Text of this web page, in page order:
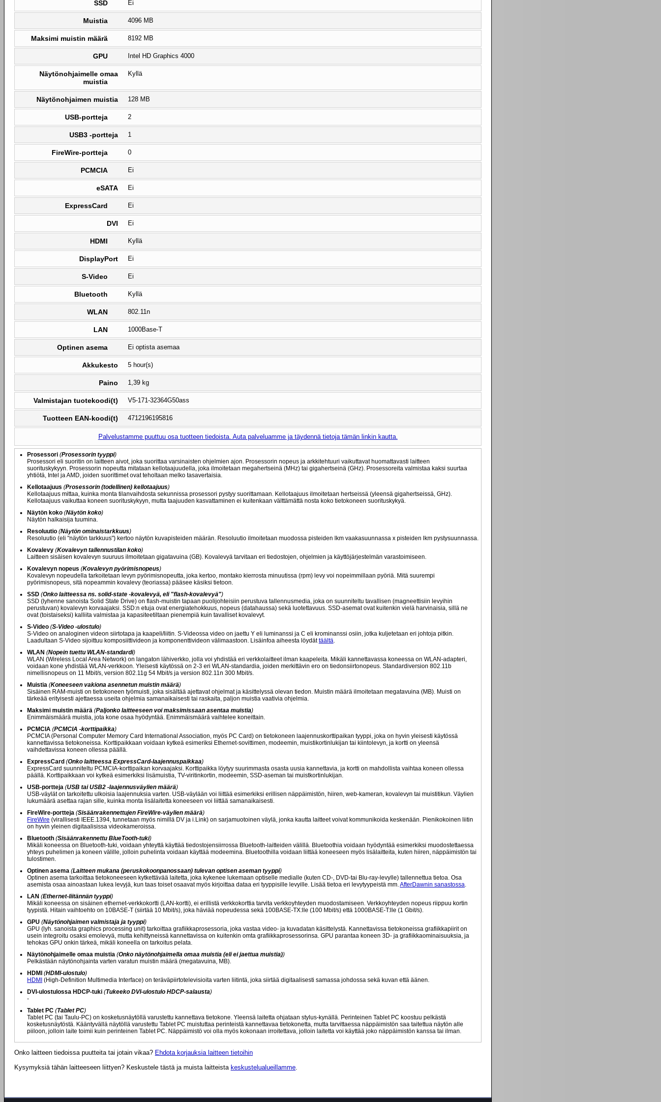
SSD Ei
Muistia 4096 MB
Maksimi muistin määrä 8192 MB
GPU Intel HD Graphics 4000
Näytönohjaimelle omaa
muistia
Kyllä
Näytönohjaimen muistia 128 MB
USB-portteja 2
USB3 -portteja 1
FireWire-portteja 0
PCMCIA Ei
eSATA Ei
ExpressCard Ei
DVI Ei
HDMI Kyllä
DisplayPort Ei
S-Video Ei
Bluetooth Kyllä
WLAN 802.11n
LAN 1000Base-T
Optinen asema Ei optista asemaa
Akkukesto 5 hour(s)
Paino 1,39 kg
Valmistajan tuotekoodi(t) V5-171-32364G50ass
Tuotteen EAN-koodi(t) 4712196195816
Palvelustamme puuttuu osa tuotteen tiedoista. Auta palveluamme ja täydennä tietoja tämän linkin kautta.
Prosessori (Prosessorin tyyppi)
Prosessori eli suoritin on laitteen aivot, joka suorittaa varsinaisten ohjelmien ajon. Prosessorin nopeus ja arkkitehtuuri vaikuttavat huomattavasti laitteen
suorituskykyyn. Prosessorin nopeutta mitataan kellotaajuudella, joka ilmoitetaan megahertseinä (MHz) tai gigahertseinä (GHz). Prosessoreita valmistaa kaksi suurtaa
yhtiötä, Intel ja AMD, joiden suorittimet ovat teholtaan melko tasavertaisia.
Kellotaajuus (Prosessorin (todellinen) kellotaajuus)
Kellotaajuus mittaa, kuinka monta tilanvaihdosta sekunnissa prosessori pystyy suorittamaan. Kellotaajuus ilmoitetaan hertseissä (yleensä gigahertseissä, GHz).
Kellotaajuus vaikuttaa koneen suorituskykyyn, mutta taajuuden kasvattaminen ei kuitenkaan välttämättä nosta koko tietokoneen suorituskykyä.
Näytön koko (Näytön koko)
Näytön halkaisija tuumina.
Resoluutio (Näytön ominaistarkkuus)
Resoluutio (eli "näytön tarkkuus") kertoo näytön kuvapisteiden määrän. Resoluutio ilmoitetaan muodossa pisteiden lkm vaakasuunnassa x pisteiden lkm pystysuunnassa.
Kovalevy (Kovalevyn tallennustilan koko)
Laitteen sisäisen kovalevyn suuruus ilmoitetaan gigatavuina (GB). Kovalevyä tarvitaan eri tiedostojen, ohjelmien ja käyttöjärjestelmän varastoimiseen.
Kovalevyn nopeus (Kovalevyn pyörimisnopeus)
Kovalevyn nopeudella tarkoitetaan levyn pyörimisnopeutta, joka kertoo, montako kierrosta minuutissa (rpm) levy voi nopeimmillaan pyöriä. Mitä suurempi
pyörimisnopeus, sitä nopeammin kovalevy (teoriassa) pääsee käsiksi tietoon.
SSD (Onko laitteessa ns. solid-state -kovalevyä, eli "flash-kovalevyä")
SSD (lyhenne sanoista Solid State Drive) on flash-muistin tapaan puolijohteisiin perustuva tallennusmedia, joka on suunniteltu tavallisen (magneettisiin levyihin
perustuvan) kovalevyn korvaajaksi. SSD:n etuja ovat energiatehokkuus, nopeus (datahaussa) sekä luotettavuus. SSD-asemat ovat kuitenkin vielä harvinaisia, sillä ne
ovat (toistaiseksi) kalliita valmistaa ja kapasiteetiltaan pienempiä kuin tavalliset kovalevyt.
S-Video (S-Video -ulostulo)
S-Video on analoginen videon siirtotapa ja kaapeli/liitin. S-Videossa video on jaettu Y eli luminanssi ja C eli krominanssi osiin, jotka kuljetetaan eri johtoja pitkin.
Laadultaan S-Video sijoittuu komposiittivideon ja komponenttivideon välimaastoon. Lisäinfoa aiheesta löydättäältä.
WLAN (Nopein tuettu WLAN-standardi)
WLAN (Wireless Local Area Network) on langaton lähiverkko, jolla voi yhdistää eri verkkolaitteet ilman kaapeleita. Mikäli kannettavassa koneessa on WLAN-adapteri,
voidaan kone yhdistää WLAN-verkkoon. Yleisesti käytössä on 2-3 eri WLAN-standardia, joiden merkittävin ero on tiedonsiirtonopeus. Standardiversion 802.11b
nimellisnopeus on 11 Mbit/s, version 802.11g 54 Mbit/s ja version 802.11n 300 Mbit/s.
Muistia (Koneeseen vakiona asennetun muistin määrä)
Sisäinen RAM-muisti on tietokoneen työmuisti, joka sisältää ajettavat ohjelmat ja käsittelyssä olevan tiedon. Muistin määrä ilmoitetaan megatavuina (MB). Muisti on
tärkeää erityisesti ajettaessa useita ohjelmia samanaikaisesti tai raskaita, paljon muistia vaativia ohjelmia.
Maksimi muistin määrä (Paljonko laitteeseen voi maksimissaan asentaa muistia)
Enimmäismäärä muistia, jota kone osaa hyödyntää. Enimmäismäärä vaihtelee koneittain.
PCMCIA (PCMCIA -korttipaikka)
PCMCIA (Personal Computer Memory Card International Association, myös PC Card) on tietokoneen laajennuskorttipaikan tyyppi, joka on hyvin yleisesti käytössä
kannettavissa tietokoneissa. Korttipaikkaan voidaan kytkeä esimeriksi Ethernet-sovittimen, modeemin, muistikortinlukijan tai kiintolevyn, ja kortti on yleensä
vaihdettavissa koneen ollessa päällä.
ExpressCard (Onko laitteessa ExpressCard-laajennuspaikkaa)
ExpressCard suunniteltu PCMCIA-korttipaikan korvaajaksi. Korttipaikka löytyy suurimmasta osasta uusia kannettavia, ja kortti on mahdollista vaihtaa koneen ollessa
päällä. Korttipaikkaan voi kytkeä esimerkiksi lisämuistia, TV-viritinkortin, modeemin, SSD-aseman tai muistkortinlukijan.
USB-portteja (USB tai USB2 -laajennusväylien määrä)
USB-väylät on tarkoitettu ulkoisia laajennuksia varten. USB-väylään voi liittää esimerkiksi erillisen näppäimistön, hiiren, web-kameran, kovalevyn tai muistitikun. Väylien
lukumäärä asettaa rajan sille, kuinka monta lisälaitetta koneeseen voi liittää samanaikaisesti.
FireWire-portteja (Sisäänrakennettujen FireWire-väylien määrä)
FireWire (virallisesti IEEE.1394, tunnetaan myös nimillä DV ja i.Link) on sarjamuotoinen väylä, jonka kautta laitteet voivat kommunikoida keskenään. Pienikokoinen liitin
on hyvin yleinen digitaalisissa videokameroissa.
Bluetooth (Sisäänrakennettu BlueTooth-tuki)
Mikäli koneessa on Bluetooth-tuki, voidaan yhteyttä käyttää tiedostojensiirrossa Bluetooth-laitteiden välillä. Bluetoothia voidaan hyödyntää esimerkiksi muodostettaessa
yhteys puhelimen ja koneen välille, jolloin puhelinta voidaan käyttää modeemina. Bluetoothilla voidaan liittää koneeseen myös lisälaitteita, kuten hiiren, näppäimistön tai
tulostimen.
Optinen asema (Laitteen mukana (peruskokoonpanossaan) tulevan optisen aseman tyyppi)
Optinen asema tarkoittaa tietokoneeseen kytkettävää laitetta, joka kykenee lukemaan optiselle medialle (kuten CD-, DVD-tai Blu-ray-levylle) tallennettua tietoa. Osa
asemista osaa ainoastaan lukea levyjä, kun taas toiset osaavat myös kirjoittaa dataa eri tyyppisille levyille. Lisää tietoa eri levytyypeistä mm.AfterDawnin sanastossa.
LAN (Ethernet-liitännän tyyppi)
Mikäli koneessa on sisäinen ethernet-verkkokortti (LAN-kortti), ei erillistä verkkokorttia tarvita verkkoyhteyden muodostamiseen. Verkkoyhteyden nopeus riippuu kortin
tyypistä. Hitain vaihtoehto on 10BASE-T (siirtää 10 Mbit/s), joka häviää nopeudessa sekä 100BASE-TX:lle (100 Mbit/s) että 1000BASE-T:lle (1 Gbit/s).
GPU (Näytönohjaimen valmistaja ja tyyppi)
GPU (lyh. sanoista graphics processing unit) tarkoittaa grafiikkaprosessoria, joka vastaa video- ja kuvadatan käsittelystä. Kannettavissa tietokoneissa grafiikkapiirit on
usein integroitu osaksi emolevyä, mutta kehittyneissä kannettavissa on kuitenkin omta grafiikkaprosessorinsa. GPU parantaa koneen 3D- ja grafiikkaominaisuuksia, ja
tehokas GPU onkin tärkeä, mikäli koneella on tarkoitus pelata.
Näytönohjaimelle omaa muistia (Onko näytönohjaimella omaa muistia (eli ei jaettua muistia))
Pelkästään näytönohjainta varten varatun muistin määrä (megatavuina, MB).
HDMI (HDMI-ulostulo)
HDMI (High-Definition Multimedia Interface) on teräväpiirtotelevisioita varten liitintä, joka siirtää digitaalisesti samassa johdossa sekä kuvan että äänen.
DVI-ulostulossa HDCP-tuki (Tukeeko DVI-ulostulo HDCP-salausta)
-
Tablet PC (Tablet PC)
Tablet PC (tai Taulu-PC) on kosketusnäytöllä varustettu kannettava tietokone. Yleensä laitetta ohjataan stylus-kynällä. Perinteinen Tablet PC koostuu pelkästä
kosketusnäytöstä. Kääntyvällä näytöllä varustettu Tablet PC muistuttaa perinteistä kannettavaa tietokonetta, mutta tarvittaessa näppäimistön saa taitettua näytön alle
piiloon, jolloin laite toimii kuin perinteinen Tablet PC. Näppäimistö voi olla myös kokonaan irroitettava, jolloin laitetta voi käyttää joko näppäimistön kanssa tai ilman.
Onko laitteen tiedoissa puutteita tai jotain vikaa? Ehdota korjauksia laitteen tietoihin
Kysymyksiä tähän laitteeseen liittyen? Keskustele tästä ja muista laitteista keskustelualueillamme.